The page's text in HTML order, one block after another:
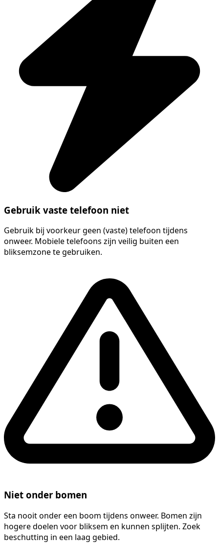
Gebruik vaste telefoon niet
Gebruik bij voorkeur geen (vaste) telefoon tijdens
onweer. Mobiele telefoons zijn veilig buiten een
bliksemzone te gebruiken.
Niet onder bomen
Sta nooit onder een boom tijdens onweer. Bomen zijn
hogere doelen voor bliksem en kunnen splijten. Zoek
beschutting in een laag gebied.